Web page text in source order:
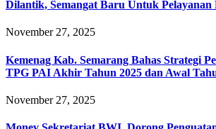
Dilantik, Semangat Baru Untuk Pelayanan
November 27, 2025
Kemenag Kab. Semarang Bahas Strategi
TPG PAI Akhir Tahun 2025 dan Awal
November 27, 2025